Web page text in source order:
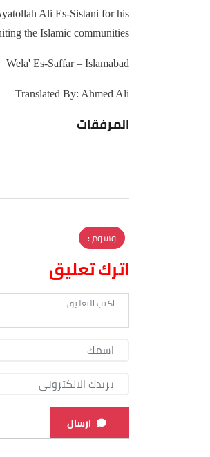
Ali Es-Sistani for his
the Islamic communities.
Wela' Es-Saffar – Islamabad
Translated By: Ahmed Ali
المرفقات
وسوم :
اترك تعليق
ارسال